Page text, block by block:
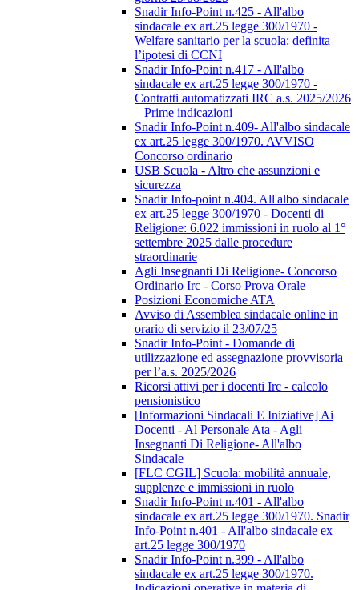
Snadir Info-Point n.425 - All'albo
sindacale ex art.25 legge 300/1970 -
Welfare sanitario per la scuola: definita
l’ipotesi di CCNI
Snadir Info-Point n.417 - All'albo
sindacale ex art.25 legge 300/1970 -
Contratti automatizzati IRC a.s. 2025/2026
– Prime indicazioni
Snadir Info-Point n.409- All'albo sindacale
ex art.25 legge 300/1970. AVVISO
Concorso ordinario
USB Scuola - Altro che assunzioni e
sicurezza
Snadir Info-point n.404. All'albo sindacale
ex art.25 legge 300/1970 - Docenti di
Religione: 6.022 immissioni in ruolo al 1°
settembre 2025 dalle procedure
straordinarie
Agli Insegnanti Di Religione- Concorso
Ordinario Irc - Corso Prova Orale
Posizioni Economiche ATA
Avviso di Assemblea sindacale online in
orario di servizio il 23/07/25
Snadir Info-Point - Domande di
utilizzazione ed assegnazione provvisoria
per l’a.s. 2025/2026
Ricorsi attivi per i docenti Irc - calcolo
pensionistico
[Informazioni Sindacali E Iniziative] Ai
Docenti - Al Personale Ata - Agli
Insegnanti Di Religione- All'albo
Sindacale
[FLC CGIL] Scuola: mobilità annuale,
supplenze e immissioni in ruolo
Snadir Info-Point n.401 - All'albo
sindacale ex art.25 legge 300/1970. Snadir
Info-Point n.401 - All'albo sindacale ex
art.25 legge 300/1970
Snadir Info-Point n.399 - All'albo
sindacale ex art.25 legge 300/1970.